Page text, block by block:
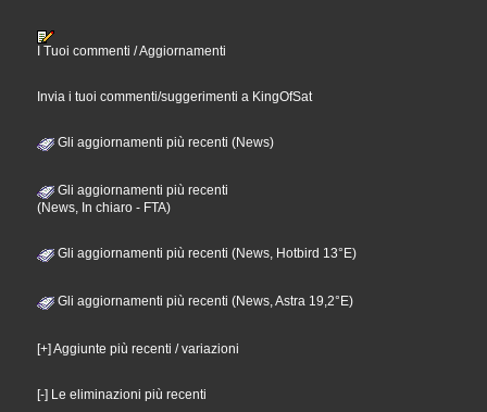
I Tuoi commenti / Aggiornamenti
Invia i tuoi commenti/suggerimenti a KingOfSat
Gli aggiornamenti più recenti (News)
Gli aggiornamenti più recenti
(News, In chiaro - FTA)
Gli aggiornamenti più recenti (News, Hotbird 13°E)
Gli aggiornamenti più recenti (News, Astra 19,2°E)
[+] Aggiunte più recenti / variazioni
[-] Le eliminazioni più recenti